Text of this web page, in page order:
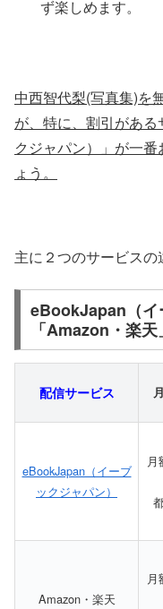
ず楽しめます。
中西智代梨(写真集)を
が、特に、割引があ
クジャパン）」が一
ょう。
主に２つのサービスの
eBookJapan（イ
「Amazon・楽
配信サービス
eBookJapan（イーブ
ックジャパン）
月
Amazon・楽天
月